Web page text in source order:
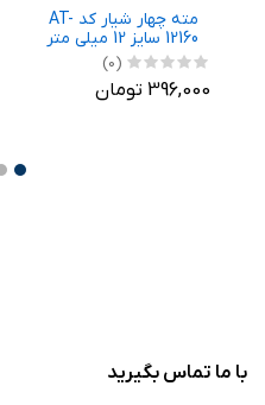
مته چهار شیار کد AT-
12160 سایز 12 میلی متر
(0)
396,000 تومان
با ما تماس بگیرید